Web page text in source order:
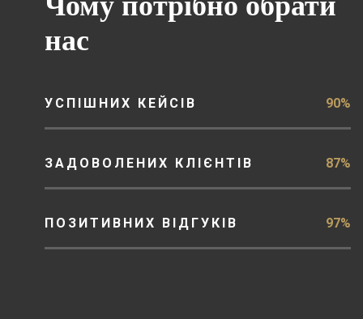
нас
УСПІШНИХ КЕЙСІВ 90%
ЗАДОВОЛЕНИХ КЛІЄНТІВ 87%
ПОЗИТИВНИХ ВІДГУКІВ 97%